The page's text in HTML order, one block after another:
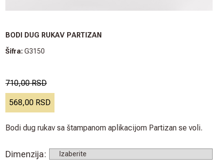
BODI DUG RUKAV PARTIZAN
Šifra: G3150
710,00 RSD
568,00 RSD
Bodi dug rukav sa štampanom aplikacijom Partizan se voli.
Dimenzija: